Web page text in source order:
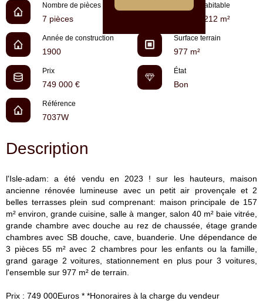
Nombre de pièces
7 pièces
Surface habitable
environ 212 m²
Année de construction
1900
Surface terrain
977 m²
Prix
749 000 €
État
Bon
Référence
7037W
Description
l'Isle-adam: a été vendu en 2023 ! sur les hauteurs, maison
ancienne rénovée lumineuse avec un petit air provençale et 2
belles terrasses plein sud comprenant: maison principale de 157
m² environ, grande cuisine, salle à manger, salon 40 m² baie vitrée,
grande chambre avec douche au rez de chaussée, étage grande
chambres avec SB douche, cave, buanderie. Une dépendance de
3 pièces 55 m² avec 2 chambres pour les enfants ou la famille,
grand garage 2 voitures, stationnement en plus pour 3 voitures,
l'ensemble sur 977 m² de terrain.
Prix : 749 000Euros * *Honoraires à la charge du vendeur